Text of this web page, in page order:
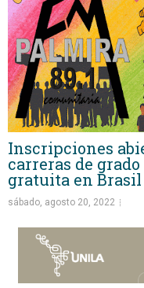
Inscripciones
carreras de
gratuita en Brasil
sábado, agosto 20, 2022